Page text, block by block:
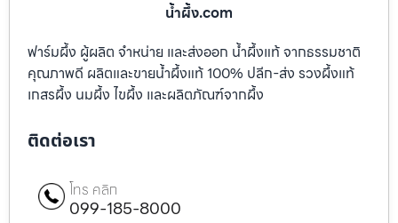
น้ำผึ้ง.com
ฟาร์มผึ้ง ผู้ผลิต จำหน่าย และส่งออก น้ำผึ้งแท้ จากธรรมชาติ
คุณภาพดี ผลิตและขายน้ำผึ้งแท้ 100% ปลีก-ส่ง รวงผึ้งแท้
เกสรผึ้ง นมผึ้ง ไขผึ้ง และผลิตภัณฑ์จากผึ้ง
ติดต่อเรา
โทร คลิก
099-185-8000